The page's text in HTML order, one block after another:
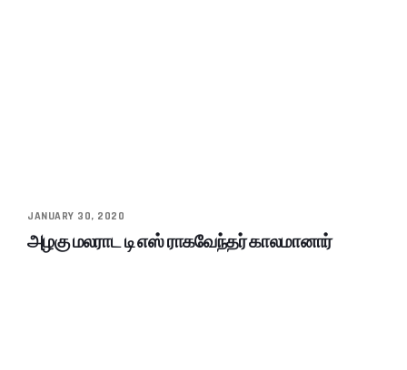
JANUARY 30, 2020
அழகு மலராட டி எஸ் ராகவேந்தர் காலமானார்